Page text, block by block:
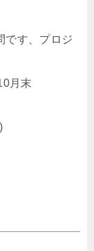
、プロジ
月末